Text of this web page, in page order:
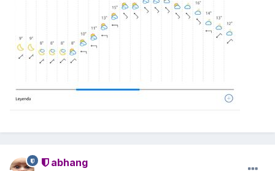
abhang